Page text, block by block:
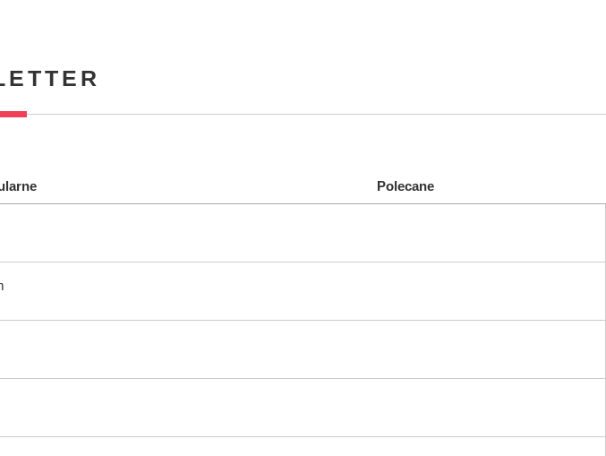
Polecane